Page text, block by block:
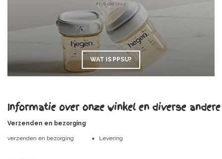
WAT IS PPSU?
Informatie over onze winkel en diverse
Verzenden en bezorging
verzenden en bezorging Levering